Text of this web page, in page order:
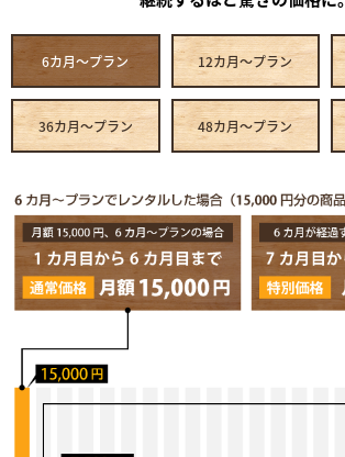
6カ月～プラン 12カ月～プラン
36カ月～プラン 48カ月～プラン